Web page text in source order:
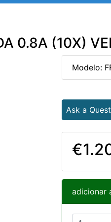
0.8A (10X)
Modelo:
Ask a
adicionar